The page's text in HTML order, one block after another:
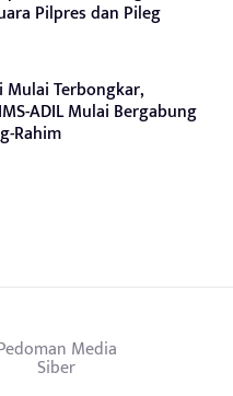
Pilpres dan Pileg
Mulai Terbongkar,
ADIL Mulai Bergabung
Rahim
Media
Siber